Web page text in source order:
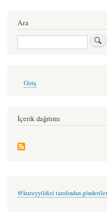
Ara
Ara
account
Giriş
İçerik dağıtımı
@kuzeyyildizi tarafından